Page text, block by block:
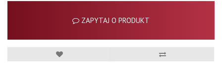
ZAPYTAJ O PRODUKT